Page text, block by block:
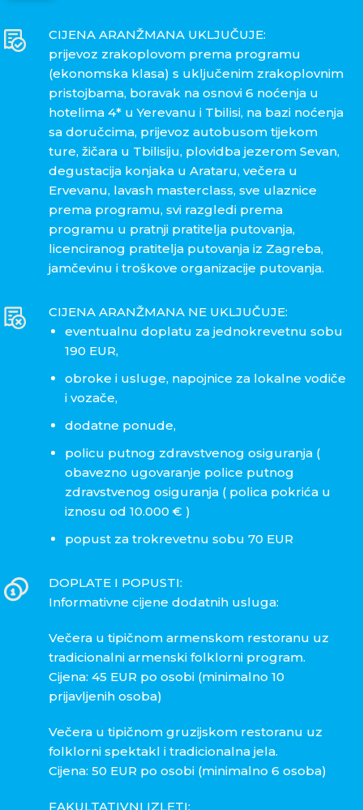
CIJENA ARANŽMANA UKLJUČUJE:
prijevoz zrakoplovom prema programu
(ekonomska klasa) s uključenim zrakoplovnim
pristojbama, boravak na osnovi 6 noćenja u
hotelima 4* u Yerevanu i Tbilisi, na bazi noćenja
sa doručcima, prijevoz autobusom tijekom
ture, žičara u Tbilisiju, plovidba jezerom Sevan,
degustacija konjaka u Arataru, večera u
Ervevanu, lavash masterclass, sve ulaznice
prema programu, svi razgledi prema
programu u pratnji pratitelja putovanja,
licenciranog pratitelja putovanja iz Zagreba,
jamčevinu i troškove organizacije putovanja.
CIJENA ARANŽMANA NE UKLJUČUJE:
eventualnu doplatu za jednokrevetnu sobu
190 EUR,
obroke i usluge, napojnice za lokalne vodiče
i vozače,
dodatne ponude,
policu putnog zdravstvenog osiguranja (
obavezno ugovaranje police putnog
zdravstvenog osiguranja ( polica pokrića u
iznosu od 10.000 € )
popust za trokrevetnu sobu 70 EUR
DOPLATE I POPUSTI:
Informativne cijene dodatnih usluga:
Večera u tipičnom armenskom restoranu uz
tradicionalni armenski folklorni program.
Cijena: 45 EUR po osobi (minimalno 10
prijavljenih osoba)
Večera u tipičnom gruzijskom restoranu uz
folklorni spektakl i tradicionalna jela.
Cijena: 50 EUR po osobi (minimalno 6 osoba)
FAKULTATIVNI IZLETI: